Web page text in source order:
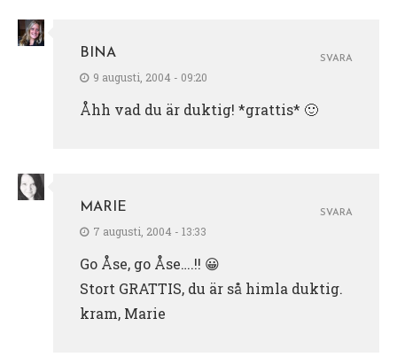
BINA
9 augusti, 2004 - 09:20
Åhh vad du är duktig! *grattis* 🙂
SVARA
MARIE
7 augusti, 2004 - 13:33
Go Åse, go Åse….!! 😀
Stort GRATTIS, du är så himla duktig.
kram, Marie
SVARA